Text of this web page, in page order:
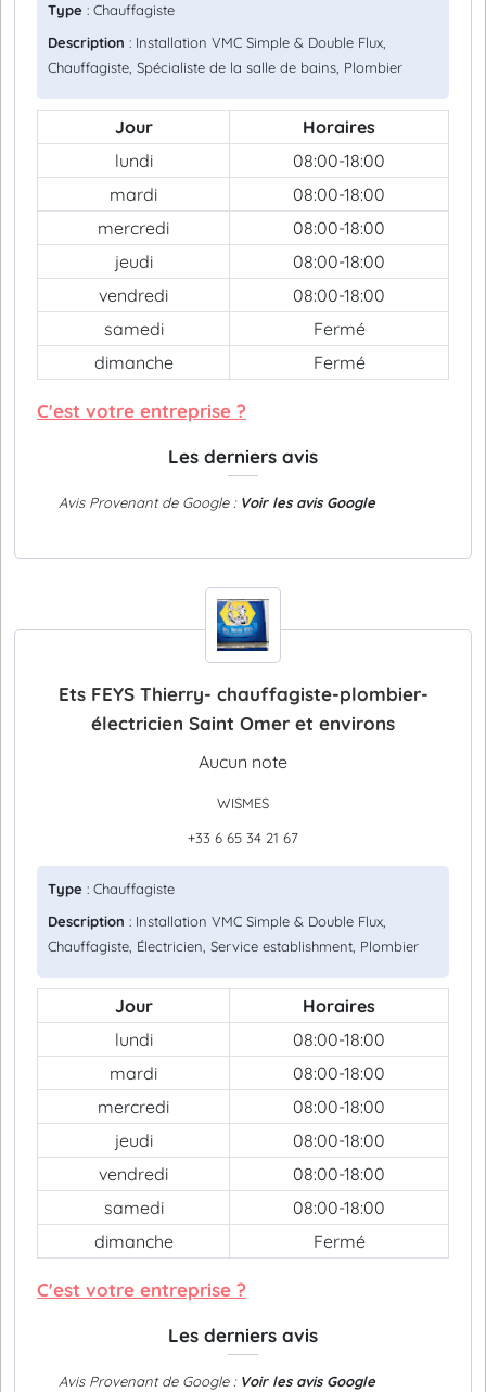
Type : Chauffagiste
Description : Installation VMC Simple & Double Flux,
Chauffagiste, Spécialiste de la salle de bains, Plombier
Jour
Horaires
lundi
08:00-18:00
mardi
08:00-18:00
mercredi
08:00-18:00
jeudi
08:00-18:00
vendredi
08:00-18:00
samedi
Fermé
dimanche
Fermé
C'est votre entreprise ?
Les derniers avis
Avis Provenant de Google : Voir les avis Google
Ets FEYS Thierry- chauffagiste-plombier-
électricien Saint Omer et environs
Aucun note
WISMES
+33 6 65 34 21 67
Type : Chauffagiste
Description : Installation VMC Simple & Double Flux,
Chauffagiste, Électricien, Service establishment, Plombier
Jour
Horaires
lundi
08:00-18:00
mardi
08:00-18:00
mercredi
08:00-18:00
jeudi
08:00-18:00
vendredi
08:00-18:00
samedi
08:00-18:00
dimanche
Fermé
C'est votre entreprise ?
Les derniers avis
Avis Provenant de Google : Voir les avis Google